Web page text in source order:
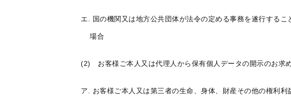
エ. 国の機関又は地方公共団体が法令の定める事務を遂行する
場合
(2) お客様ご本人又は代理人から保有個人データの開示のお求
ア. お客様ご本人又は第三者の生命、身体、財産その他の権利利